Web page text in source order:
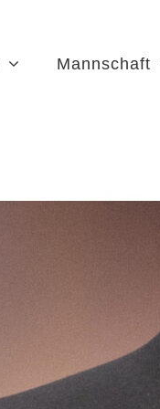
Mannschaft